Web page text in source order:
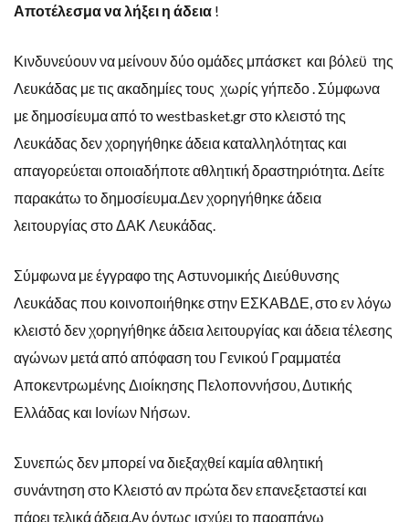
Αποτέλεσμα να λήξει η άδεια !
Κινδυνεύουν να μείνουν δύο ομάδες μπάσκετ και βόλεϋ της
Λευκάδας με τις ακαδημίες τους χωρίς γήπεδο . Σύμφωνα
με δημοσίευμα από το westbasket.gr στο κλειστό της
Λευκάδας δεν χορηγήθηκε άδεια καταλληλότητας και
απαγορεύεται οποιαδήποτε αθλητική δραστηριότητα. Δείτε
παρακάτω το δημοσίευμα.Δεν χορηγήθηκε άδεια
λειτουργίας στο ΔΑΚ Λευκάδας.
Σύμφωνα με έγγραφο της Αστυνομικής Διεύθυνσης
Λευκάδας που κοινοποιήθηκε στην ΕΣΚΑΒΔΕ, στο εν λόγω
κλειστό δεν χορηγήθηκε άδεια λειτουργίας και άδεια τέλεσης
αγώνων μετά από απόφαση του Γενικού Γραμματέα
Αποκεντρωμένης Διοίκησης Πελοποννήσου, Δυτικής
Ελλάδας και Ιονίων Νήσων.
Συνεπώς δεν μπορεί να διεξαχθεί καμία αθλητική
συνάντηση στο Κλειστό αν πρώτα δεν επανεξεταστεί και
πάρει τελικά άδεια.Αν όντως ισχύει το παραπάνω